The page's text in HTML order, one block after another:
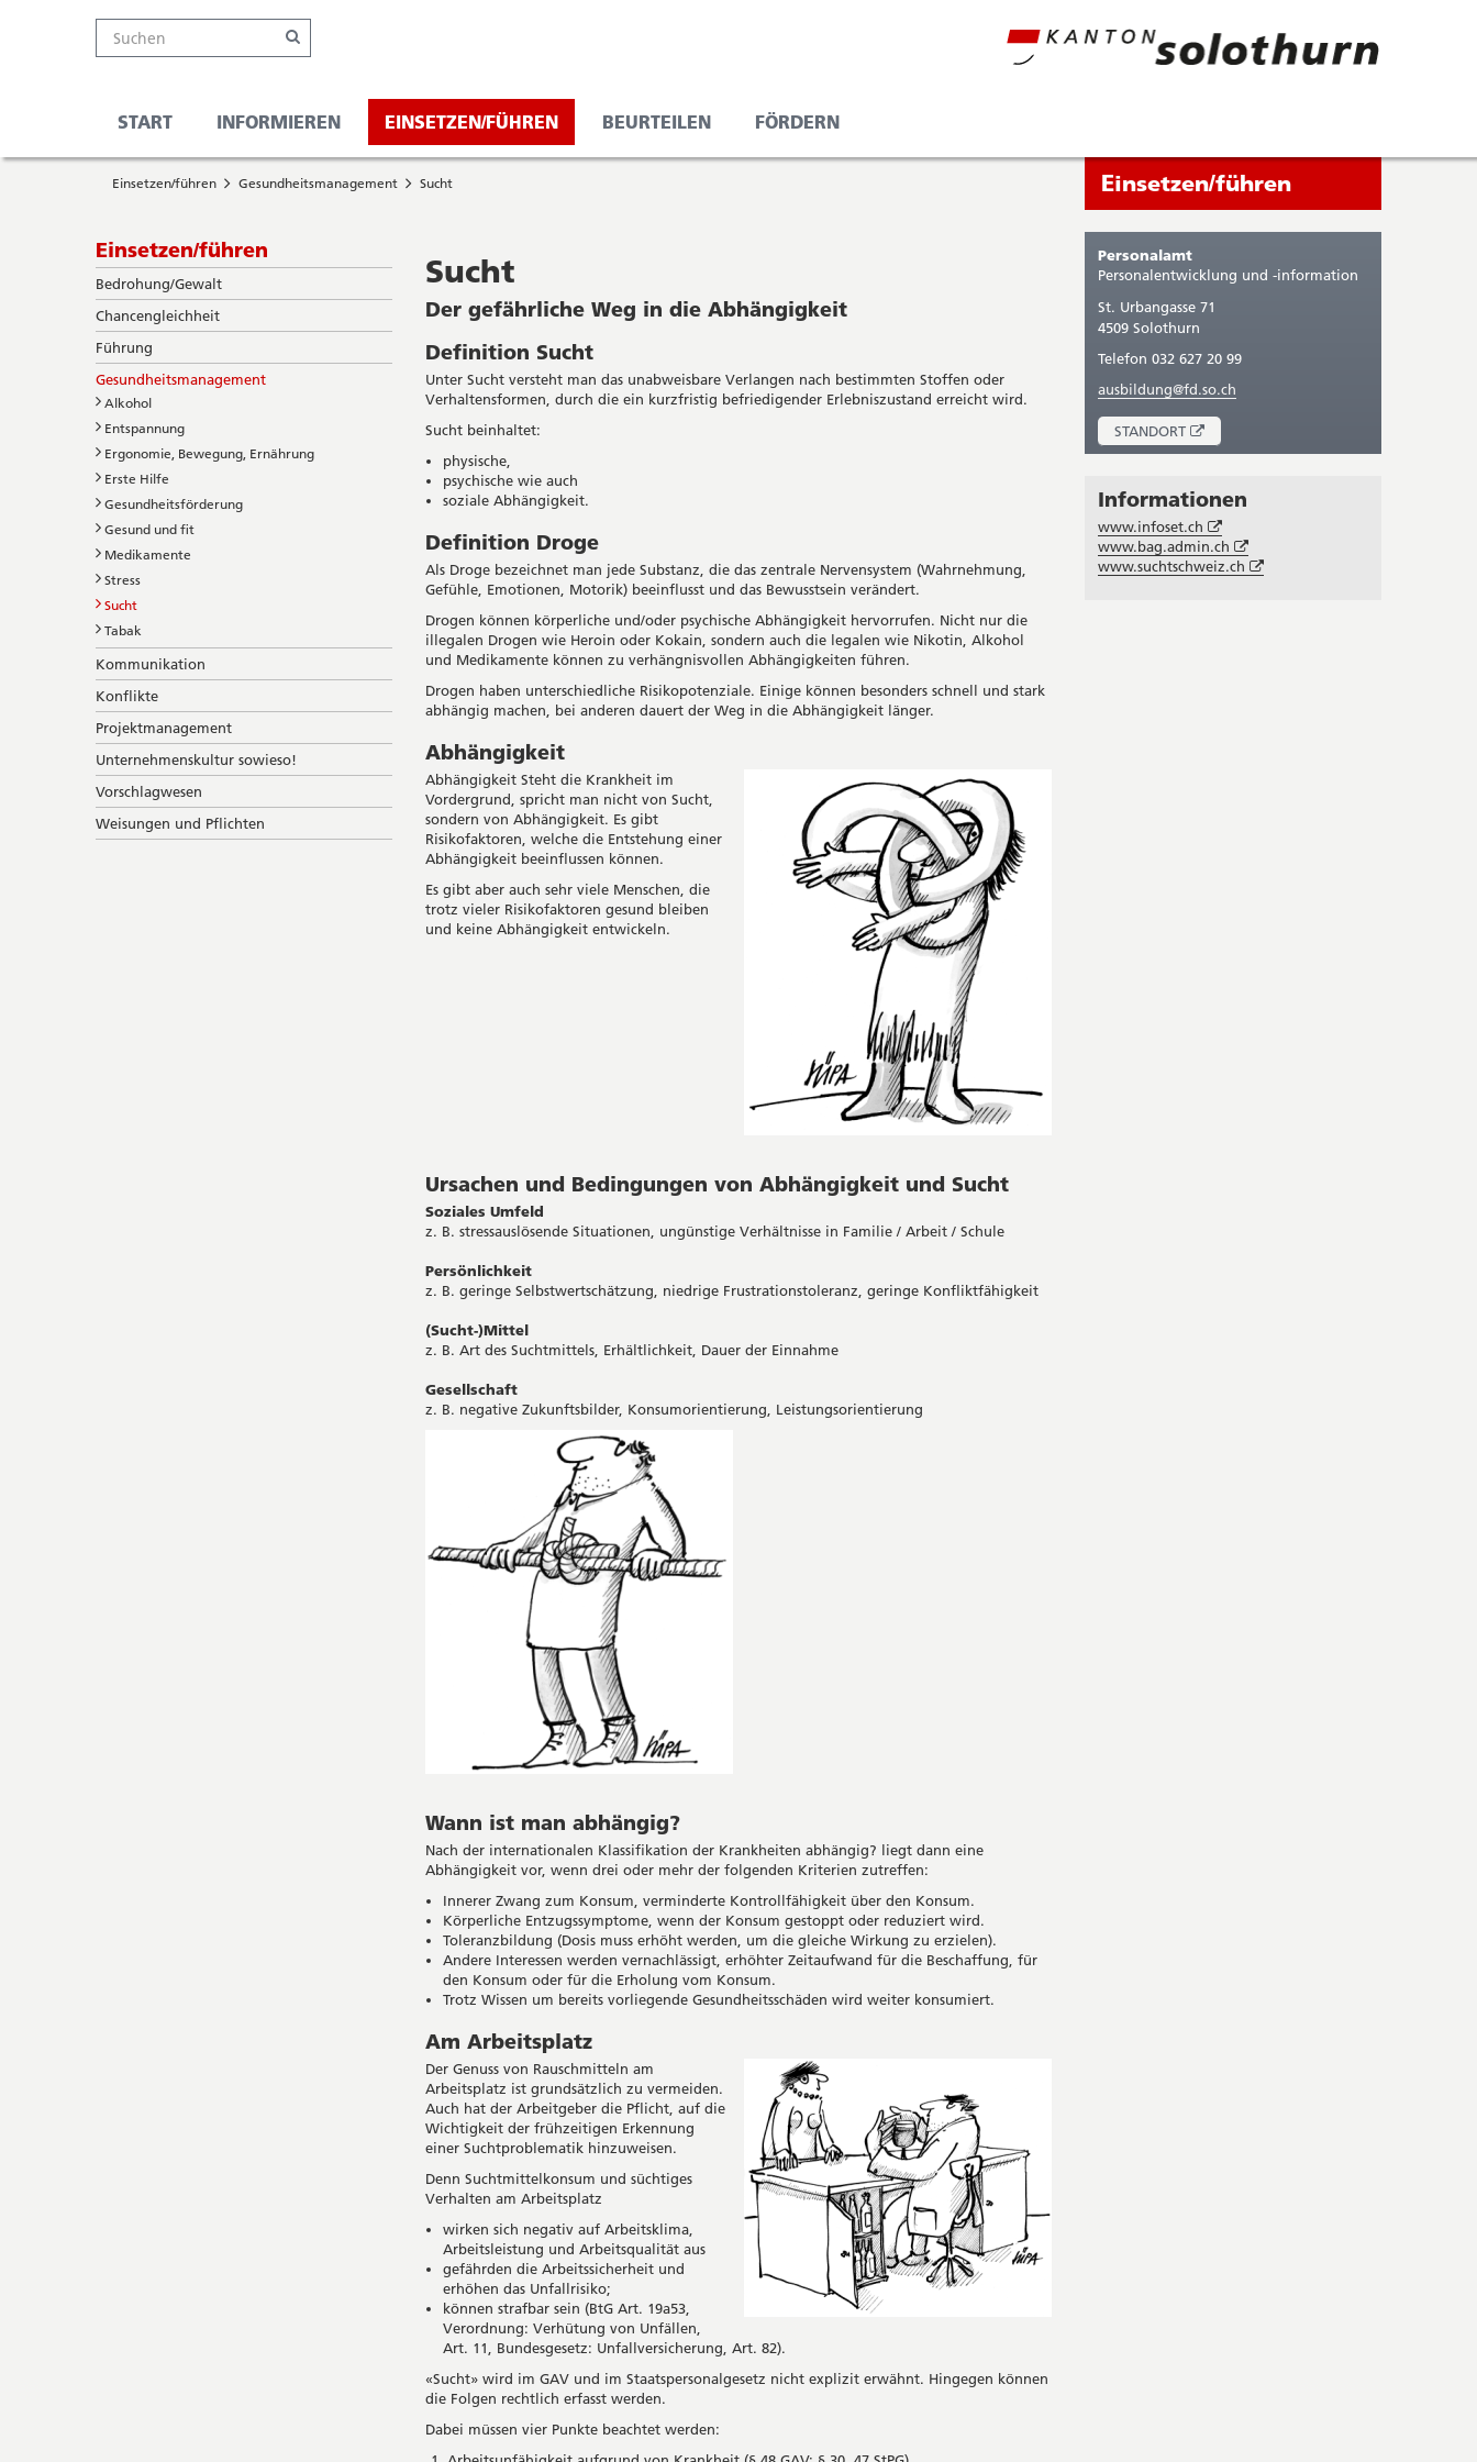
Kanton
Solothurn
Suche
Online-
Schalter
Navigation
Suche
Hauptnavigation
START INFORMIEREN EINSETZEN/FÜHREN BEURTEILEN FÖRDERN
Service-
Navigation
Sie
befinden
Einsetzen/führen Gesundheitsmanagement Sucht
Subnavigation
Einsetzen/führen
Bedrohung/Gewalt
Chancengleichheit
Führung
Gesundheitsmanagement
Alkohol
Entspannung
Ergonomie, Bewegung, Ernährung
Erste Hilfe
Gesundheitsförderung
Gesund und fit
Medikamente
Stress
Sucht
Tabak
Kommunikation
Konflikte
Projektmanagement
Unternehmenskultur sowieso!
Vorschlagwesen
Weisungen und Pflichten
Sucht
Der gefährliche Weg in die Abhängigkeit
Definition Sucht
Unter Sucht versteht man das unabweisbare Verlangen nach bestimmten Stoffen oder
Verhaltensformen, durch die ein kurzfristig befriedigender Erlebniszustand erreicht wird.
Sucht beinhaltet:
physische,
psychische wie auch
soziale Abhängigkeit.
Definition Droge
Als Droge bezeichnet man jede Substanz, die das zentrale Nervensystem (Wahrnehmung,
Gefühle, Emotionen, Motorik) beeinflusst und das Bewusstsein verändert.
Drogen können körperliche und/oder psychische Abhängigkeit hervorrufen. Nicht nur die
illegalen Drogen wie Heroin oder Kokain, sondern auch die legalen wie Nikotin, Alkohol
und Medikamente können zu verhängnisvollen Abhängigkeiten führen.
Drogen haben unterschiedliche Risikopotenziale. Einige können besonders schnell und stark
abhängig machen, bei anderen dauert der Weg in die Abhängigkeit länger.
Abhängigkeit
Abhängigkeit Steht die Krankheit im
Vordergrund, spricht man nicht von Sucht,
sondern von Abhängigkeit. Es gibt
Risikofaktoren, welche die Entstehung einer
Abhängigkeit beeinflussen können.
Es gibt aber auch sehr viele Menschen, die
trotz vieler Risikofaktoren gesund bleiben
und keine Abhängigkeit entwickeln.
Ursachen und Bedingungen von Abhängigkeit und Sucht
Soziales Umfeld
z. B. stressauslösende Situationen, ungünstige Verhältnisse in Familie / Arbeit / Schule
Persönlichkeit
z. B. geringe Selbstwertschätzung, niedrige Frustrationstoleranz, geringe Konfliktfähigkeit
(Sucht-)Mittel
z. B. Art des Suchtmittels, Erhältlichkeit, Dauer der Einnahme
Gesellschaft
z. B. negative Zukunftsbilder, Konsumorientierung, Leistungsorientierung
Wann ist man abhängig?
Nach der internationalen Klassifikation der Krankheiten abhängig? liegt dann eine
Abhängigkeit vor, wenn drei oder mehr der folgenden Kriterien zutreffen:
Innerer Zwang zum Konsum, verminderte Kontrollfähigkeit über den Konsum.
Körperliche Entzugssymptome, wenn der Konsum gestoppt oder reduziert wird.
Toleranzbildung (Dosis muss erhöht werden, um die gleiche Wirkung zu erzielen).
Andere Interessen werden vernachlässigt, erhöhter Zeitaufwand für die Beschaffung, für
den Konsum oder für die Erholung vom Konsum.
Trotz Wissen um bereits vorliegende Gesundheitsschäden wird weiter konsumiert.
Am Arbeitsplatz
Der Genuss von Rauschmitteln am
Arbeitsplatz ist grundsätzlich zu vermeiden.
Auch hat der Arbeitgeber die Pflicht, auf die
Wichtigkeit der frühzeitigen Erkennung
einer Suchtproblematik hinzuweisen.
Denn Suchtmittelkonsum und süchtiges
Verhalten am Arbeitsplatz
wirken sich negativ auf Arbeitsklima,
Arbeitsleistung und Arbeitsqualität aus
gefährden die Arbeitssicherheit und
erhöhen das Unfallrisiko;
können strafbar sein (BtG Art. 19a53,
Verordnung: Verhütung von Unfällen,
Art. 11, Bundesgesetz: Unfallversicherung, Art. 82).
«Sucht» wird im GAV und im Staatspersonalgesetz nicht explizit erwähnt. Hingegen können
die Folgen rechtlich erfasst werden.
Dabei müssen vier Punkte beachtet werden:
Sie
befinden
sich
gerade
in:
Einsetzen/führen
Seitenleiste
Personalamt
Personalentwicklung und -information
St. Urbangasse 71
4509 Solothurn
Telefon 032 627 20 99
ausbildung@fd.so.ch
STANDORT
ÖFFNET
IN
Informationen
www.infoset.ch
Öffnet
in
neuem
www.bag.admin.ch
Öffnet
in
www.suchtschweiz.ch
Öffnet